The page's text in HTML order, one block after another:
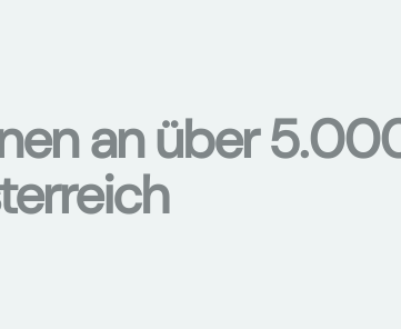
an über